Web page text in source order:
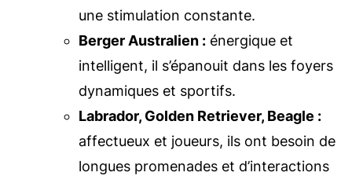
une stimulation constante.
Berger Australien : énergique et
intelligent, il s’épanouit dans les foyers
dynamiques et sportifs.
Labrador, Golden Retriever, Beagle :
affectueux et joueurs, ils ont besoin de
longues promenades et d’interactions